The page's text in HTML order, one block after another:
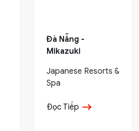
Đà Nẵng -
Mikazuki
Japanese Resorts &
Spa
Đọc Tiếp